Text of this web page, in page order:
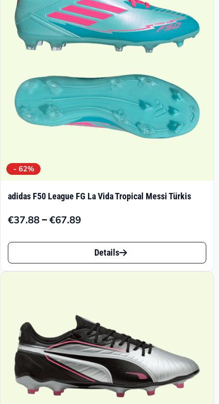
- 62%
adidas F50 League FG La Vida Tropical Messi Türkis
€37.88–€67.89
Preisspanne:
€67.89
Dieses
Produkt
auf.
Die
Optionen
können
Details